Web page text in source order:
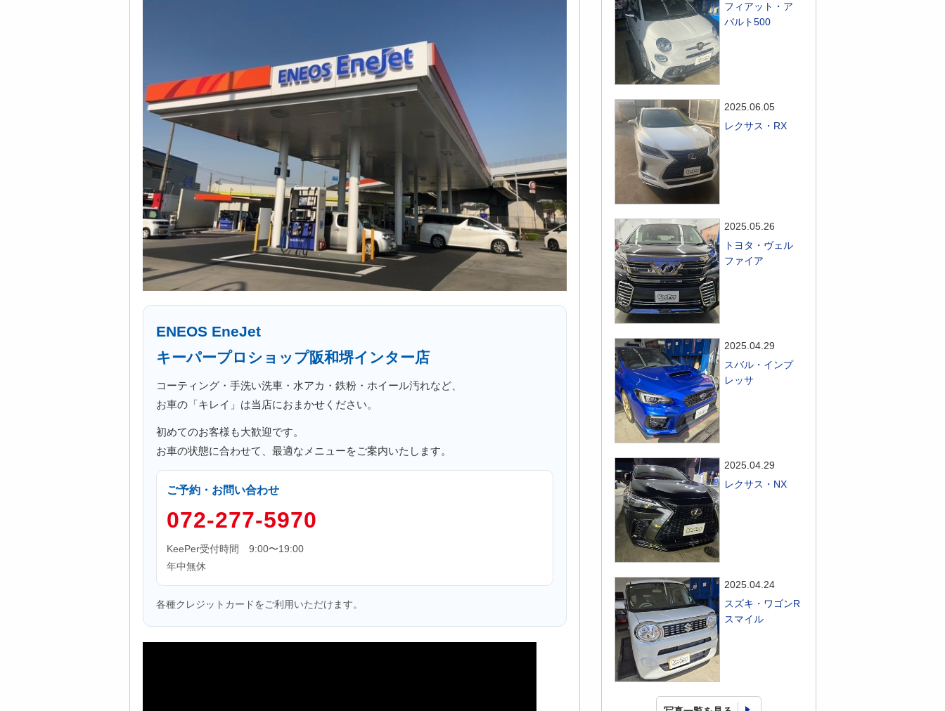
ENEOS EneJet
キーパープロショップ阪和堺インター店
コーティング・手洗い洗車・水アカ・鉄粉・ホイール汚れなど、
お車の「キレイ」は当店におまかせください。
初めてのお客様も大歓迎です。
お車の状態に合わせて、最適なメニューをご案内いたします。
ご予約・お問い合わせ
072-277-5970
KeePer受付時間 9:00〜19:00
年中無休
各種クレジットカードをご利用いただけます。
フィアット・ア
バルト500
2025.06.05
レクサス・RX
2025.05.26
トヨタ・ヴェル
ファイア
2025.04.29
スバル・インプ
レッサ
2025.04.29
レクサス・NX
2025.04.24
スズキ・ワゴンR
スマイル